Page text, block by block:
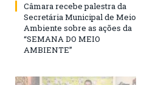
Câmara recebe palestra da
Secretária Municipal de Meio
Ambiente sobre as ações da
“SEMANA DO MEIO
AMBIENTE”